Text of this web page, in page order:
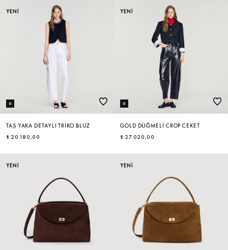
YENİ
TAŞ YAKA DETAYLI TRIKO BLUZ
₺ 20.180,00
YENİ
GOLD DÜĞMELI CROP CEKET
₺ 27.020,00
YENİ YENİ